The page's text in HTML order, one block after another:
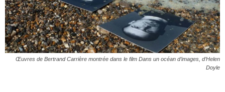
Œuvres de Bertrand Carrière montrée dans le film Dans un océan d’images , d’Helen
Doyle